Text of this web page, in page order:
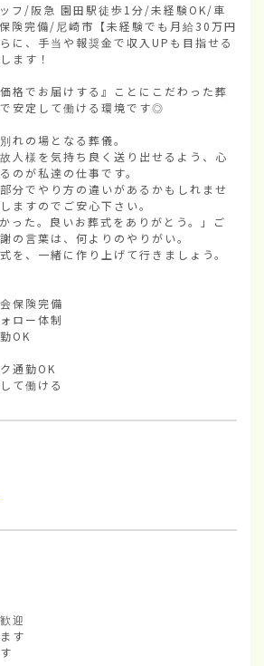
フ/阪急 園田駅徒歩1分/未経験OK/車
険完備/尼崎市【未経験でも月給30万円
に、手当や報奨金で収入UPも目指せる
ます！
格でお届けする』ことにこだわった葬
安定して働ける環境です◎
れの場となる葬儀。
人様を気持ち良く送り出せるよう、心
のが私達の仕事です。
分でやり方の違いがあるかもしれませ
ますのでご安心下さい。
った。良いお葬式をありがとう。」ご
の言葉は、何よりのやりがい。
を、一緒に作り上げて行きましょう。
保険完備
ロー体制
OK
通勤OK
て働ける
迎
す